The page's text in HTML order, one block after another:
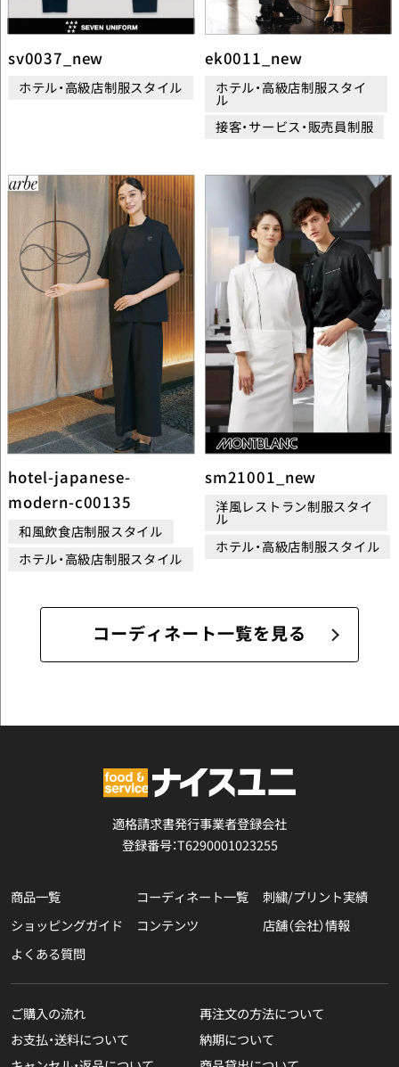
sv0037_new
ホテル・高級店制服スタイル
ek0011_new
ホテル・高級店制服スタイ
ル
接客・サービス・販売員制服
hotel-japanese-
modern-c00135
和風飲食店制服スタイル
ホテル・高級店制服スタイル
sm21001_new
洋風レストラン制服スタイ
ル
ホテル・高級店制服スタイル
コーディネート一覧を見る
適格請求書発行事業者登録会社
登録番号：T6290001023255
商品一覧 コーディネート一覧
刺繍/プリント実績
ショッピングガイド
コンテンツ
店舗（会社）情報
よくある質問
ご購入の流れ
再注文の方法について
お支払・送料について
納期について